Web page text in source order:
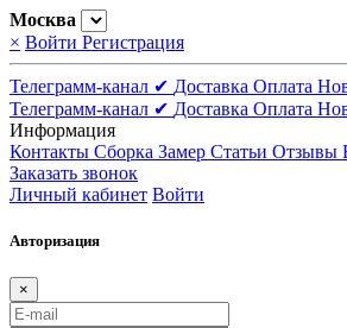
Москва
× Войти Регистрация
Телеграмм-канал ✔ Доставка Оплата
Телеграмм-канал ✔ Доставка Оплата
Информация
Контакты Сборка Замер Статьи Отзывы
Заказать звонок
Личный кабинет Войти
Авторизация
×